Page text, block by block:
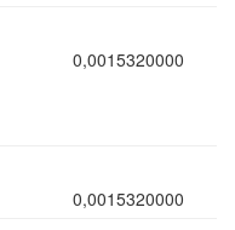
0,0015320000
0,0015320000